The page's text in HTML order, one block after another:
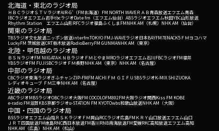
北海道・東北のラジオ局
ＨＢＣラジオＳＴＶラジオAIR-G'（FM北海道） FM NORTH WAVEＲＡＢ青森放送エフエム青森
IBCラジオエフエム岩手tbcラジオDate fm（エフエム仙台） ABSラジオエフエム秋田YBC山形放送
Rhythm Station エフエム山形RFCラジオ福島ふくしまFMNHK AM（札幌） NHK AM（仙台）
関東のラジオ局
TBSラジオ文化放送ニッポン放送interfmTOKYO FMJ-WAVEラジオ日本BAYFM78NACK5 ＦＭヨコハマ
LuckyFM 茨城放送CRT栃木放送RadioBerryFM GUNMANHK AM（東京）
北陸・甲信越のラジオ局
ＢＳＮラジオFM NIIGATAＫＮＢラジオ ＦＭとやまMROラジオエフエム石川FBCラジオFM福井
YBSラジオFM FUJISBCラジオ ＦＭ長野NHK AM（東京） NHK AM（名古屋）
中部のラジオ局
CBCラジオ東海ラジオぎふチャンZIP-FMFM AICHI ＦＭ ＧＩＦＵ SBSラジオK-MIX SHIZUOKA
レディオキューブ ＦＭ三重NHK AM（名古屋）
近畿のラジオ局
ABCラジオMBSラジオOBCラジオ大阪FM COCOLOFM802FM大阪ラジオ関西Kiss FM KOBE
e-radio FM滋賀KBS京都ラジオα-STATION FM KYOTOwbs和歌山放送NHK AM（大阪）
中国・四国のラジオ局
BSSラジオエフエム山陰ＲＳＫラジオ ＦＭ岡山RCCラジオ広島FM ＫＲＹ山口放送エフエム山口
ＪＲＴ四国放送FM徳島RNC西日本放送FM香川RNB南海放送FM愛媛RKC高知放送エフエム高知
NHK AM（広島） NHK AM（松山）